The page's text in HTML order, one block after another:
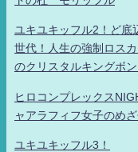
ユキユキッフル2！ど底
世代！人生の強制ロス
のクリスタルキングボ
ヒロコンプレックス
ャアラフィフ女子のめ
ユキユキッフル3！